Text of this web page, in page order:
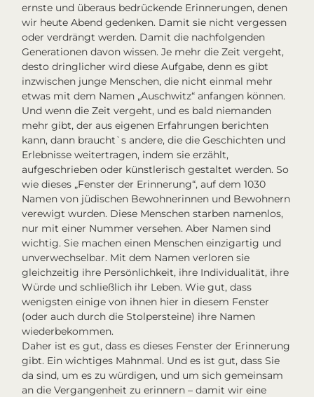
ernste und überaus bedrückende Erinnerungen, denen
wir heute Abend gedenken. Damit sie nicht vergessen
oder verdrängt werden. Damit die nachfolgenden
Generationen davon wissen. Je mehr die Zeit vergeht,
desto dringlicher wird diese Aufgabe, denn es gibt
inzwischen junge Menschen, die nicht einmal mehr
etwas mit dem Namen „Auschwitz“ anfangen können.
Und wenn die Zeit vergeht, und es bald niemanden
mehr gibt, der aus eigenen Erfahrungen berichten
kann, dann braucht`s andere, die die Geschichten und
Erlebnisse weitertragen, indem sie erzählt,
aufgeschrieben oder künstlerisch gestaltet werden. So
wie dieses „Fenster der Erinnerung“, auf dem 1030
Namen von jüdischen Bewohnerinnen und Bewohnern
verewigt wurden. Diese Menschen starben namenlos,
nur mit einer Nummer versehen. Aber Namen sind
wichtig. Sie machen einen Menschen einzigartig und
unverwechselbar. Mit dem Namen verloren sie
gleichzeitig ihre Persönlichkeit, ihre Individualität, ihre
Würde und schließlich ihr Leben. Wie gut, dass
wenigsten einige von ihnen hier in diesem Fenster
(oder auch durch die Stolpersteine) ihre Namen
wiederbekommen.
Daher ist es gut, dass es dieses Fenster der Erinnerung
gibt. Ein wichtiges Mahnmal. Und es ist gut, dass Sie
da sind, um es zu würdigen, und um sich gemeinsam
an die Vergangenheit zu erinnern – damit wir eine